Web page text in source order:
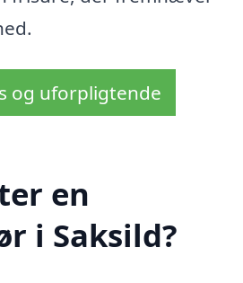
og uforpligtende
en
i Saksild?